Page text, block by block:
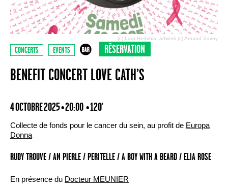
(c) Lara Herbinia, artwork (c) Arnaud Savoy
CONCERTS EVENTS RÉSERVATION
BENEFIT CONCERT LOVE CATH’S
4 OCTOBRE 2025 • 20:00 • 120'
Collecte de fonds pour le cancer du sein, au profit de Europa
Donna
RUDY TROUVE / AN PIERLE / PERITELLE / A BOY WITH A BEARD / ELIA ROSE
En présence du Docteur MEUNIER